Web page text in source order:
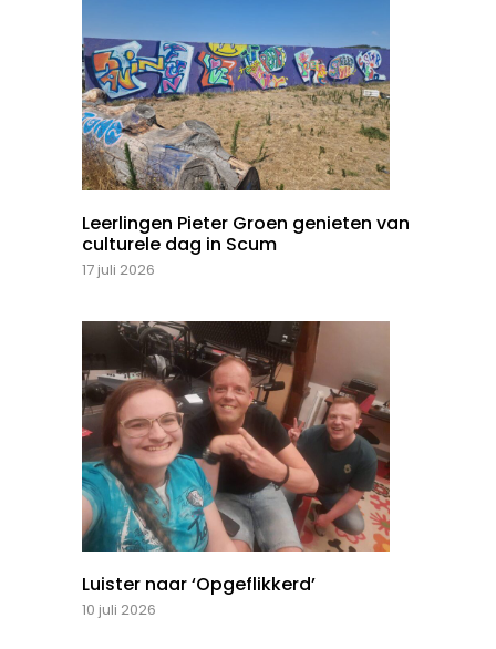
Leerlingen Pieter Groen genieten van
culturele dag in Scum
17 juli 2026
Luister naar ‘Opgeflikkerd’
10 juli 2026